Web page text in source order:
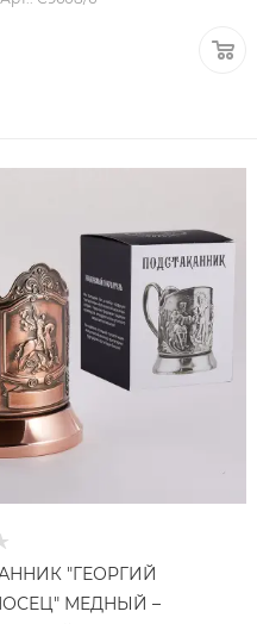
"ГЕОРГИЙ
МЕДНЫЙ –